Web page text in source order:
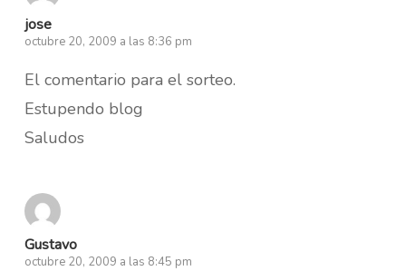
jose
octubre 20, 2009 a las 8:36 pm
El comentario para el sorteo.
Estupendo blog
Saludos
Gustavo
octubre 20, 2009 a las 8:45 pm